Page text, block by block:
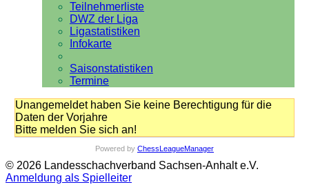
Teilnehmerliste
DWZ der Liga
Ligastatistiken
Infokarte
Saisonstatistiken
Termine
Unangemeldet haben Sie keine Berechtigung für die
Daten der Vorjahre
Bitte melden Sie sich an!
Powered by ChessLeagueManager
© 2026 Landesschachverband Sachsen-Anhalt e.V.
Anmeldung als Spielleiter